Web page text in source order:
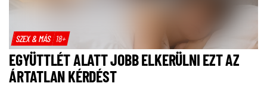
SZEX & MÁS 18+
EGYÜTTLÉT ALATT JOBB ELKERÜLNI EZT AZ
ÁRTATLAN KÉRDÉST